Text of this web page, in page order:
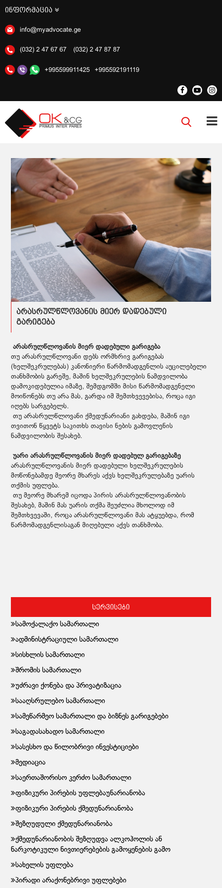
ინფორმაცია
info@myadvocate.ge
(032) 2 47 67 67 (032) 2 47 87 87
+995599911425 +995592191119
არასრულწლოვანის მიერ დადებული
გარიგება
არასრულწლოვანის მიერ დადებული გარიგება
თუ არასრულწლოვანი დებს ორმხრივ გარიგებას
(ხელშეკრულებას) კანონიერი წარმომადგენლის აუცილებელი
თანხმობის გარეშე, მაშინ ხელშეკრულების ნამდვილობა
დამოკიდებულია იმაზე, შემდგომში მისი წარმომადგენელი
მოიწონებს თუ არა მას, გარდა იმ შემთხვევებისა, როცა იგი
იღებს სარგებელს.
თუ არასრულწლოვანი ქმედუნარიანი გახდება, მაშინ იგი
თვითონ წყვეტს საკითხს თავისი ნების გამოვლენის
ნამდვილობის შესახებ.
უარი არასრულწლოვანის მიერ დადებულ გარიგებაზე
არასრულწლოვანის მიერ დადებული ხელშეკრულების
მოწონებამდე მეორე მხარეს აქვს ხელშეკრულებაზე უარის
თქმის უფლება.
თუ მეორე მხარემ იცოდა პირის არასრულწლოვანობის
შესახებ, მაშინ მას უარის თქმა შეუძლია მხოლოდ იმ
შემთხვევაში, როცა არასრულწლოვანი მას ატყუებდა, რომ
წარმომადგენლისაგან მიღებული აქვს თანხმობა.
სერვისები
სამოქალაქო სამართალი
ადმინისტრაციული სამართალი
სისხლის სამართალი
შრომის სამართალი
უძრავი ქონება და პრივატიზაცია
სააღსრულებო სამართალი
სამეწარმეო სამართალი და ბიზნეს გარიგებები
საგადასახადო სამართალი
სასესხო და წილობრივი ინვესტიციები
მედიაცია
საერთაშორისო კერძო სამართალი
ფიზიკური პირების უფლებაუნარიანობა
ფიზიკური პირების ქმედუნარიანობა
შეზღუდული ქმედუნარიანობა
ქმედუნარიანობის შეზღუდვა ალკოჰოლის ან
ნარკოტიკული ნივთიერებების გამოყენების გამო
სახელის უფლება
პირადი არაქონებრივი უფლებები